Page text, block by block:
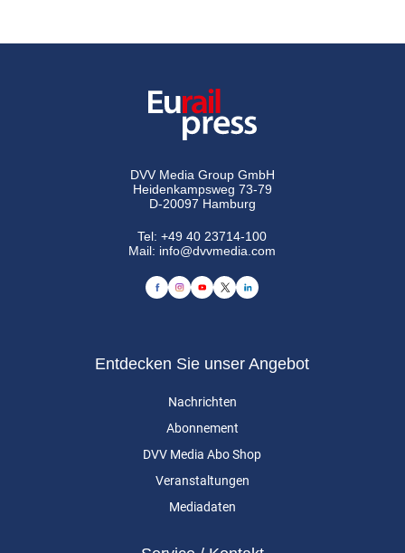
DVV Media Group GmbH
Heidenkampsweg 73-79
D-20097 Hamburg
Tel:+49 40 23714-100
Mail: info@dvvmedia.com
Entdecken Sie unser Angebot
Nachrichten
Abonnement
DVV Media Abo Shop
Veranstaltungen
Mediadaten